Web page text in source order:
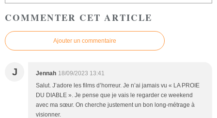
COMMENTER CET ARTICLE
Ajouter un commentaire
J Jennah 18/09/2023 13:41
Salut. J’adore les films d’horreur. Je n’ai jamais vu « LA PROIE
DU DIABLE ». Je pense que je vais le regarder ce weekend
avec ma sœur. On cherche justement un bon long-métrage à
visionner.